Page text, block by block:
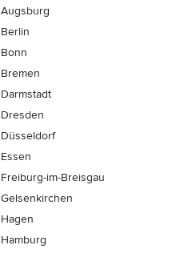
Augsburg
Berlin
Bonn
Bremen
Darmstadt
Dresden
Düsseldorf
Essen
Freiburg-im-Breisgau
Gelsenkirchen
Hagen
Hamburg